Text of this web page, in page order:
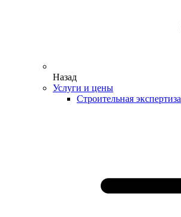
Назад
Услуги и цены
Строительная экспертиза